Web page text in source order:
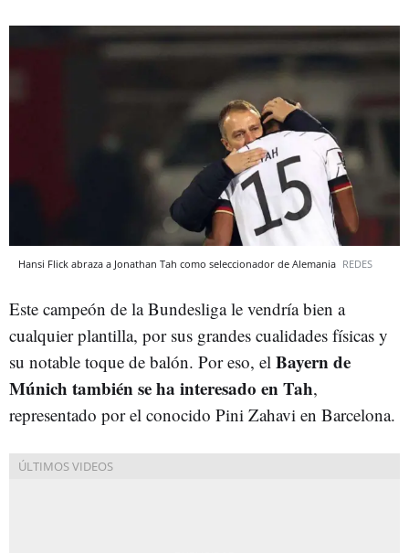
Hansi Flick abraza a Jonathan Tah como seleccionador de Alemania REDES
Este campeón de la Bundesliga le vendría bien a
cualquier plantilla, por sus grandes cualidades físicas y
su notable toque de balón. Por eso, el Bayern de
Múnich también se ha interesado en Tah,
representado por el conocido Pini Zahavi en Barcelona.